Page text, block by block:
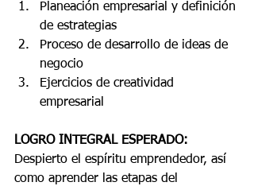
Planeación empresarial y definición
de estrategias
Proceso de desarrollo de ideas de
negocio
Ejercicios de creatividad
empresarial
LOGRO INTEGRAL ESPERADO:
Despierto el espíritu emprendedor, así
como aprender las etapas del